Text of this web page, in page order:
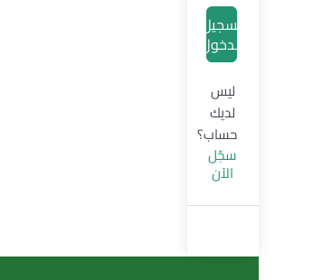
تسجيل
الدخول
ليس
لديك
حساب؟
سجّل
الآن